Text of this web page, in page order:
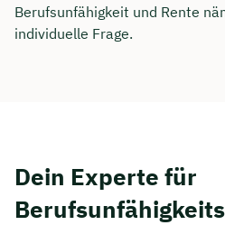
Berufsunfähigkeit und Rente
individuelle Frage.
Dein Experte für